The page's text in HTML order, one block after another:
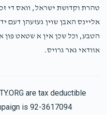
טהרת וקדושת ישראל, וואס די
אליינס האבן שוין געזעהן דעם
הטבע, וכל שכן אין א שטאט פון
אוודאי גאר גרויס.
are tax deductible
is 92-3617094